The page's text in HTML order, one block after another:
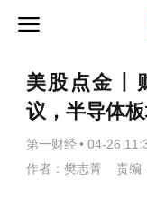
美股点金丨
议，半导体
第一财经 • 04-26
作者：樊志菁 责编